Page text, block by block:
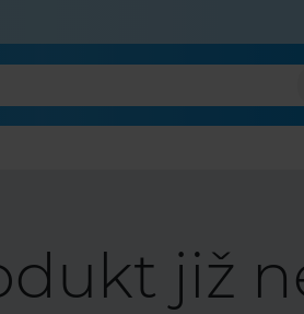
již